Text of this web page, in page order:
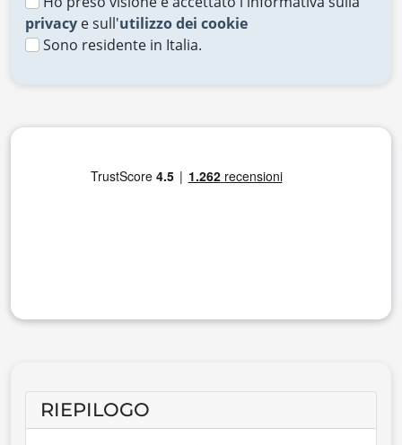
privacy e sull'utilizzo dei cookie
Sono residente in Italia.
RIEPILOGO